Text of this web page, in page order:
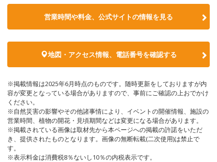
営業時間や料金、公式サイトの情報を見る
地図・アクセス情報、電話番号を確認する
※掲載情報は2025年6月時点のものです。随時更新をしておりますが内
容が変更となっている場合がありますので、事前にご確認の上おでかけ
ください。
※自然災害の影響やその他諸事情により、イベントの開催情報、施設の
営業時間、植物の開花・見頃期間などは変更になる場合があります。
※掲載されている画像は取材先から本ページへの掲載の許諾をいただ
き、提供されたものとなります。画像の無断転載(二次使用)は禁止で
す。
※表示料金は消費税8％ないし10％の内税表示です。